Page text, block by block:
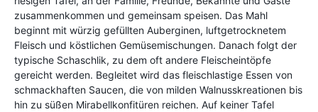
zusammenkommen und gemeinsam speisen. Das Mahl
beginnt mit würzig gefüllten Auberginen, luftgetrocknetem
Fleisch und köstlichen Gemüsemischungen. Danach folgt der
typische Schaschlik, zu dem oft andere Fleischeintöpfe
gereicht werden. Begleitet wird das fleischlastige Essen von
schmackhaften Saucen, die von milden Walnusskreationen bis
hin zu süßen Mirabellkonfitüren reichen. Auf keiner Tafel